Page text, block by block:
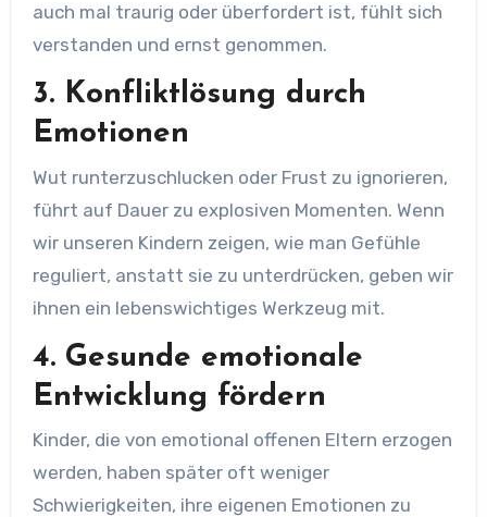
auch mal traurig oder überfordert ist, fühlt sich
verstanden und ernst genommen.
3. Konfliktlösung durch
Emotionen
Wut runterzuschlucken oder Frust zu ignorieren,
führt auf Dauer zu explosiven Momenten. Wenn
wir unseren Kindern zeigen, wie man Gefühle
reguliert, anstatt sie zu unterdrücken, geben wir
ihnen ein lebenswichtiges Werkzeug mit.
4. Gesunde emotionale
Entwicklung fördern
Kinder, die von emotional offenen Eltern erzogen
werden, haben später oft weniger
Schwierigkeiten, ihre eigenen Emotionen zu